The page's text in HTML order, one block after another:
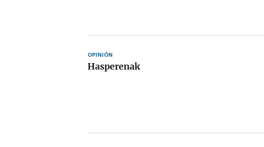
OPINIÓN
Hasperenak